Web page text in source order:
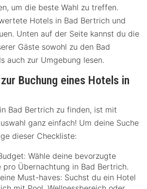
um die beste Wahl zu treffen.
Hotels in Bad Bertrich und
Unten auf der Seite kannst du die
Gäste sowohl zu den Bad
auch zur Umgebung lesen.
Buchung eines Hotels in
Bad Bertrich zu finden, ist mit
ganz einfach! Um deine Suche
dieser Checkliste:
Wähle deine bevorzugte
pro Übernachtung in Bad Bertrich.
Must-haves: Suchst du ein Hotel